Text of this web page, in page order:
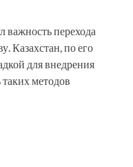
перехода
Казахстан, по его
для внедрения
таких методов